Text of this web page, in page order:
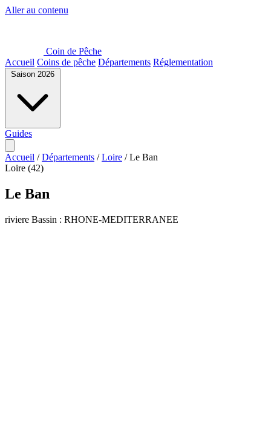
Aller au contenu
Coin de Pêche
Accueil Coins de pêche Départements Réglementation
Saison 2026
Guides
Accueil / Départements / Loire / Le Ban
Loire (42)
Le Ban
riviere Bassin : RHONE-MEDITERRANEE